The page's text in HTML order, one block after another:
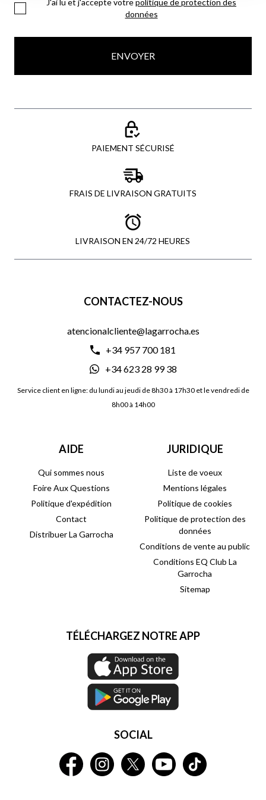
J'ai lu et j'accepte votrepolitique de protection des
données
ENVOYER
PAIEMENT SÉCURISÉ
FRAIS DE LIVRAISON GRATUITS
LIVRAISON EN 24/72 HEURES
CONTACTEZ-NOUS
atencionalcliente@lagarrocha.es
+34 957 700 181
+34 623 28 99 38
Service client en ligne: du lundi au jeudi de 8h30 à 17h30 et le vendredi de
8h00 à 14h00
AIDE
Qui sommes nous
Foire Aux Questions
Politique d'expédition
Contact
Distribuer La Garrocha
JURIDIQUE
Liste de voeux
Mentions légales
Politique de cookies
Politique de protection des
données
Conditions de vente au public
Conditions EQ Club La
Garrocha
Sitemap
TÉLÉCHARGEZ NOTRE APP
SOCIAL